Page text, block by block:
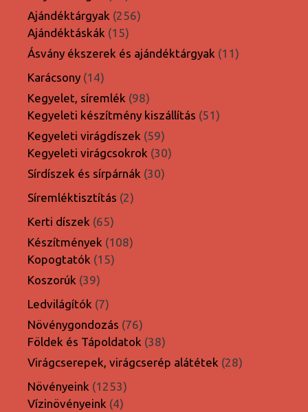
termék
Ajándéktárgyak 256256
Ajándéktáskák 1515
termék
Ásvány ékszerek és ajándéktárgyak 1111
Karácsony 1414
termék
Kegyelet, síremlék 9898
termék
Kegyeleti készítmény kiszállítás 5151
Kegyeleti virágdíszek 5959
termék
Kegyeleti virágcsokrok 3030
Sírdíszek és sírpárnák 3030
Síremléktisztítás 22
Kerti díszek 6565
termék
Készítmények 108108
Kopogtatók 1515
Koszorúk 3939
termék
Ledvilágítók 77
termék
Növénygondozás 7676
termék
Földek és Tápoldatok 3838
termék
Virágcserepek, virágcserép alátétek 2828
Növényeink 12531253
termék
Vízinövényeink 44